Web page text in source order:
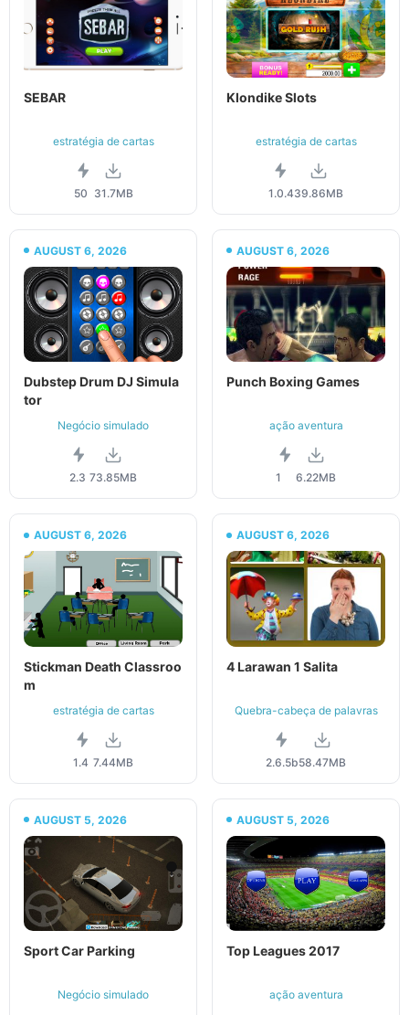
SEBAR
estratégia de cartas
50 31.7MB
Klondike Slots
estratégia de cartas
1.0.439.86MB
AUGUST 6, 2026
Dubstep Drum DJ Simula
tor
Negócio simulado
2.3 73.85MB
AUGUST 6, 2026
Punch Boxing Games
ação aventura
1 6.22MB
AUGUST 6, 2026
Stickman Death Classroo
m
estratégia de cartas
1.4 7.44MB
AUGUST 6, 2026
4 Larawan 1 Salita
Quebra-cabeça de palavras
2.6.5b58.47MB
AUGUST 5, 2026
Sport Car Parking
Negócio simulado
AUGUST 5, 2026
Top Leagues 2017
ação aventura